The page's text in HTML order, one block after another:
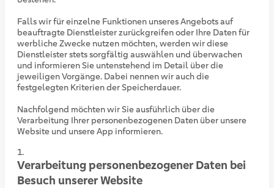
Falls wir für einzelne Funktionen unseres Angebots auf
beauftragte Dienstleister zurückgreifen oder Ihre Daten für
werbliche Zwecke nutzen möchten, werden wir diese
Dienstleister stets sorgfältig auswählen und überwachen
und informieren Sie untenstehend im Detail über die
jeweiligen Vorgänge. Dabei nennen wir auch die
festgelegten Kriterien der Speicherdauer.
Nachfolgend möchten wir Sie ausführlich über die
Verarbeitung Ihrer personenbezogenen Daten über unsere
Website und unsere App informieren.
Verarbeitung personenbezogener Daten bei
Besuch unserer Website